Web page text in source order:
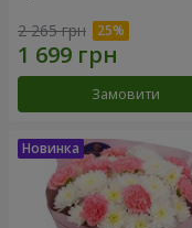
2 265 грн
Замовити